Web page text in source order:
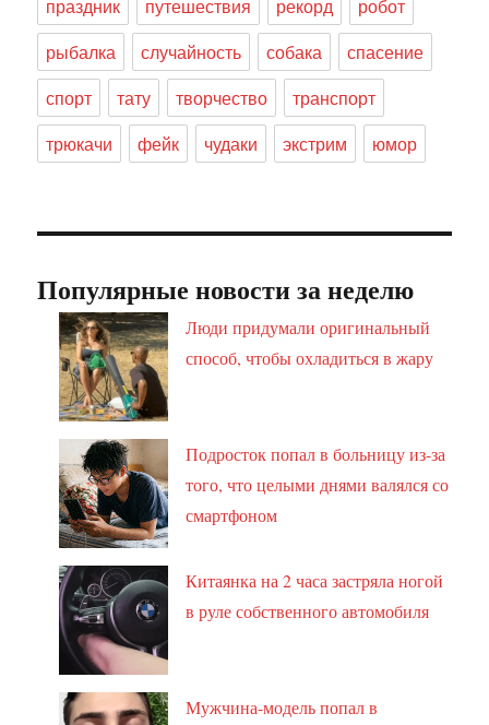
праздник
путешествия рекорд
робот
рыбалка
случайность собака
спасение
спорт
тату творчество
транспорт
трюкачи
фейк чудаки экстрим юмор
Популярные новости за неделю
Люди придумали оригинальный
способ, чтобы охладиться в жару
Подросток попал в больницу из-за
того, что целыми днями валялся со
смартфоном
Китаянка на 2 часа застряла ногой
в руле собственного автомобиля
Мужчина-модель попал в